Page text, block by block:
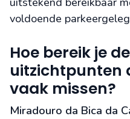
voldoende
Hoe bereik je
uitzichtpunten
vaak missen?
Miradouro da Bica da